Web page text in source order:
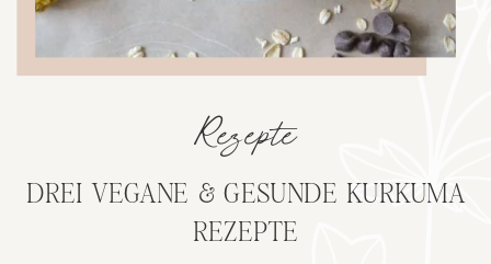
Rezepte
DREI VEGANE & GESUNDE KURKUMA
REZEPTE